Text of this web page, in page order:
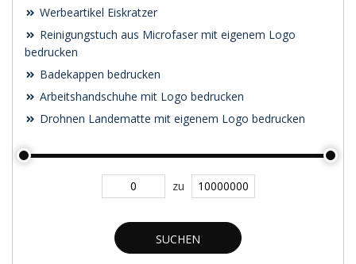
Werbeartikel Eiskratzer
Reinigungstuch aus Microfaser mit eigenem Logo
bedrucken
Badekappen bedrucken
Arbeitshandschuhe mit Logo bedrucken
Drohnen Landematte mit eigenem Logo bedrucken
zu
SUCHEN